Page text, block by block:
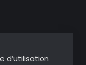
d’utilisation